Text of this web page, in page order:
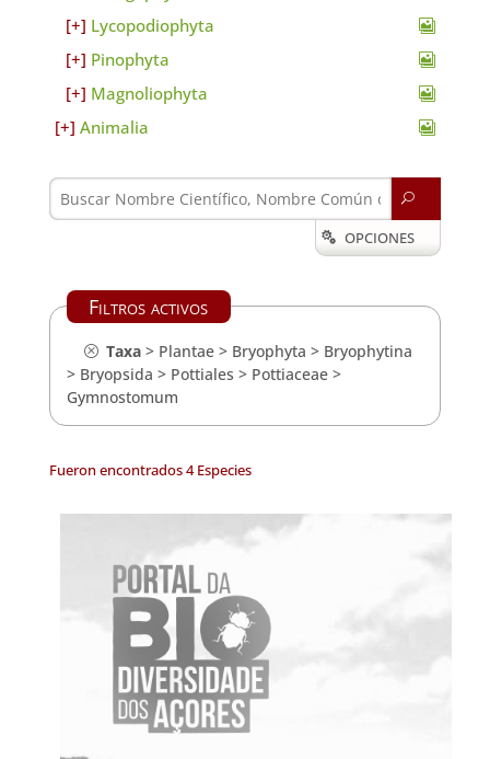
Lycopodiophyta
Pinophyta
Magnoliophyta
Animalia
U
 OPCIONES
Filtros activos
Taxa> Plantae> Bryophyta > Bryophytina
> Bryopsida > Pottiales > Pottiaceae>
Gymnostomum
Fueron encontrados 4 Especies